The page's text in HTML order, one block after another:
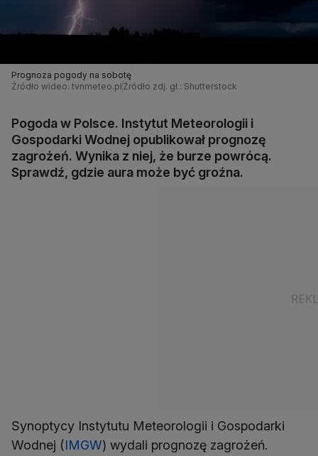
Prognoza pogody na sobotę
Źródło wideo: tvnmeteo.pl Źródło zdj. gł.: Shutterstock
Pogoda w Polsce. Instytut Meteorologii i
Gospodarki Wodnej opublikował prognozę
zagrożeń. Wynika z niej, że burze powrócą.
Sprawdź, gdzie aura może być groźna.
Synoptycy Instytutu Meteorologii i Gospodarki
Wodnej (IMGW) wydali prognozę zagrożeń.